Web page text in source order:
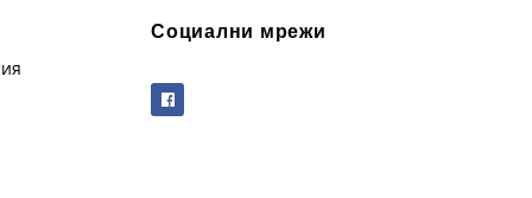
Социални мрежи